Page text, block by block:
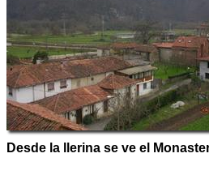
Desde la llerina se ve el